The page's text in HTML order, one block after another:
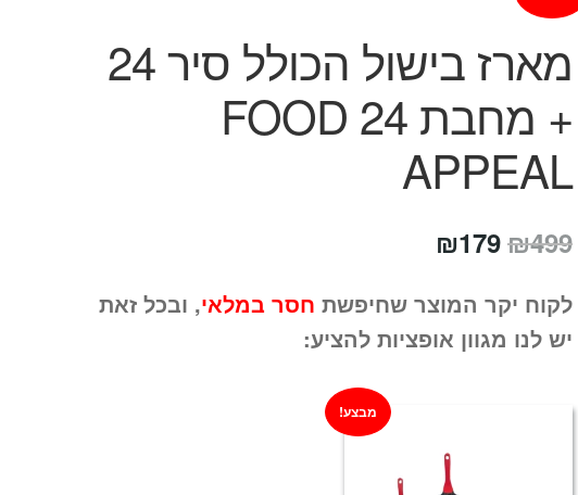
מארז בישול הכולל סיר 24
+ מחבת 24 FOOD
APPEAL
₪499
המחיר
היה:
₪499.
₪179
הוא:
₪179.
לקוח יקר המוצר שחיפשת חסר במלאי, ובכל זאת
יש לנו מגוון אופציות להציע:
מבצע!